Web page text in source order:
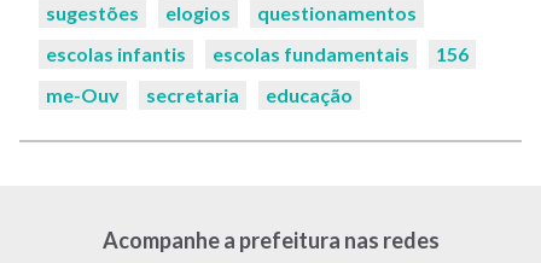
sugestões
elogios
questionamentos
escolas infantis
escolas fundamentais
156
me-Ouv
secretaria educação
Acompanhe a prefeitura nas redes